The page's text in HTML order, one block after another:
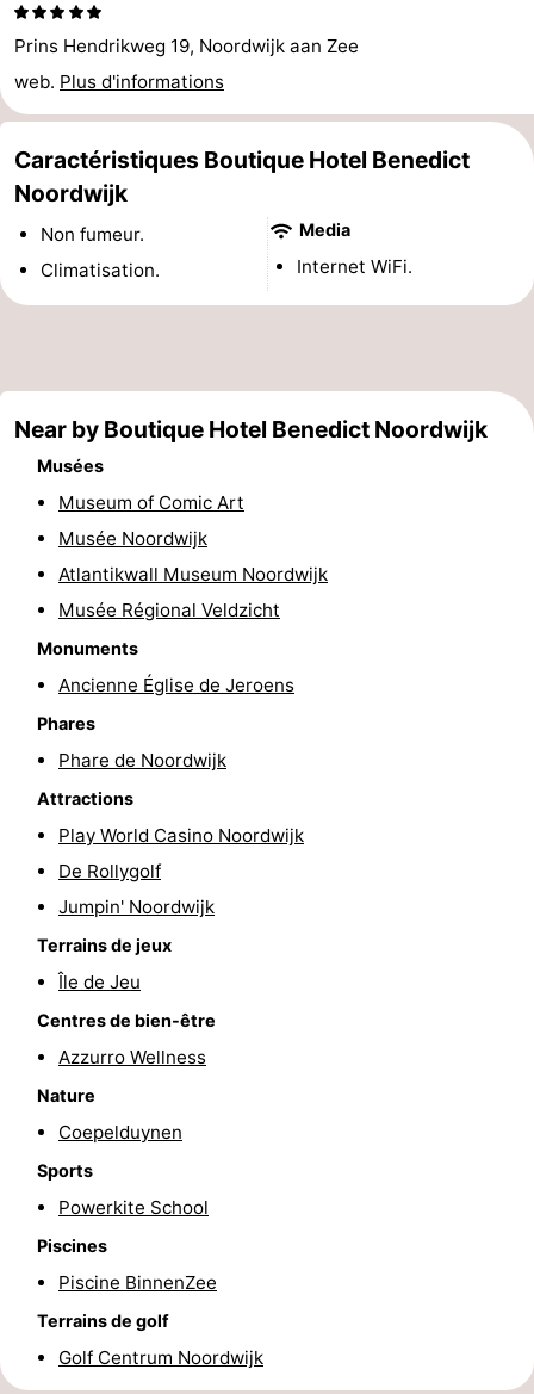
vue
Croisières
-
Terrains
de
jeux
-
Aires
de
intérieures
-
Experiences
Centres
bien-
&
Nature
Piscines
Randonnée
Terrains
golf
Surfen
Peche
Sportive
Equitation
Boire
manger
Événements
Pratiques
Route
Stationnement
Adresses
Médicales
Région
Hollande-
Septentrionale
Prins Hendrikweg 19, Noordwijk aan Zee
web. Plus d'informations
Caractéristiques Boutique Hotel Benedict
Noordwijk
Non fumeur.
Climatisation.
Media
Internet WiFi.
Near by Boutique Hotel Benedict Noordwijk
Musées
Museum of Comic Art
Musée Noordwijk
Atlantikwall Museum Noordwijk
Musée Régional Veldzicht
Monuments
Ancienne Église de Jeroens
Phares
Phare de Noordwijk
Attractions
Play World Casino Noordwijk
De Rollygolf
Jumpin' Noordwijk
Terrains de jeux
Île de Jeu
Centres de bien-être
Azzurro Wellness
Nature
Coepelduynen
Sports
Powerkite School
Piscines
Piscine BinnenZee
Terrains de golf
Golf Centrum Noordwijk